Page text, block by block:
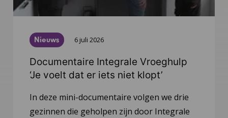
Nieuws 6 juli 2026
Documentaire Integrale Vroeghulp
‘Je voelt dat er iets niet klopt’
In deze mini-documentaire volgen we drie
gezinnen die geholpen zijn door Integrale